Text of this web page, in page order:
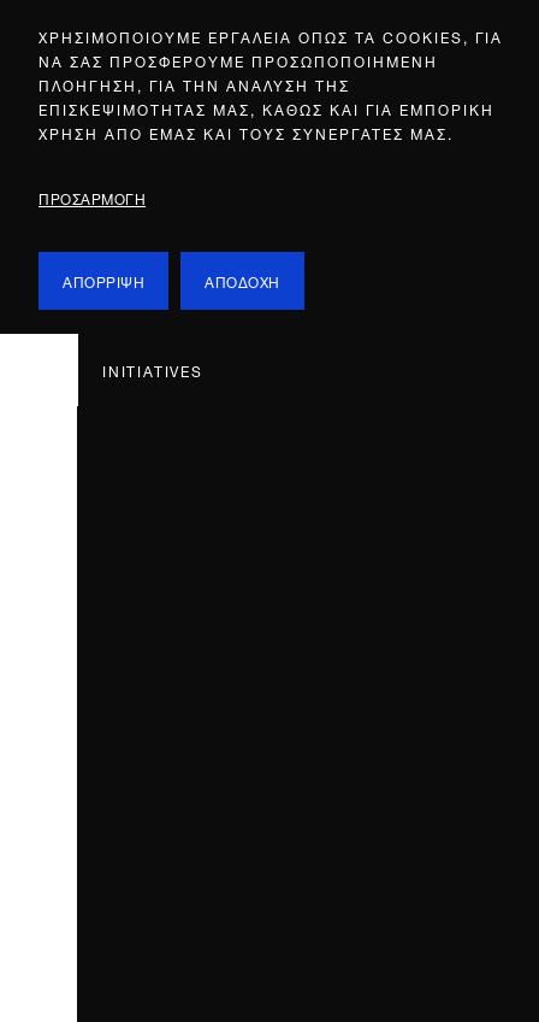
ΧΡΗΣΙΜΟΠΟΙΟΥΜΕ ΕΡΓΑΛΕΙΑ ΟΠΩΣ ΤΑ COOKIES, ΓΙΑ
ΝΑ ΣΑΣ ΠΡΟΣΦΕΡΟΥΜΕ ΠΡΟΣΩΠΟΠΟΙΗΜΕΝΗ
ΠΛΟΗΓΗΣΗ, ΓΙΑ ΤΗΝ ΑΝΑΛΥΣΗ ΤΗΣ
ΕΠΙΣΚΕΨΙΜΟΤΗΤΑΣ ΜΑΣ, ΚΑΘΩΣ ΚΑΙ ΓΙΑ ΕΜΠΟΡΙΚΗ
ΧΡΗΣΗ ΑΠΟ ΕΜΑΣ ΚΑΙ ΤΟΥΣ ΣΥΝΕΡΓΑΤΕΣ ΜΑΣ.
ΠΡΟΣΑΡΜΟΓΗ
ΑΠΟΡΡΙΨΗ ΑΠΟΔΟΧΗ
INITIATIVES